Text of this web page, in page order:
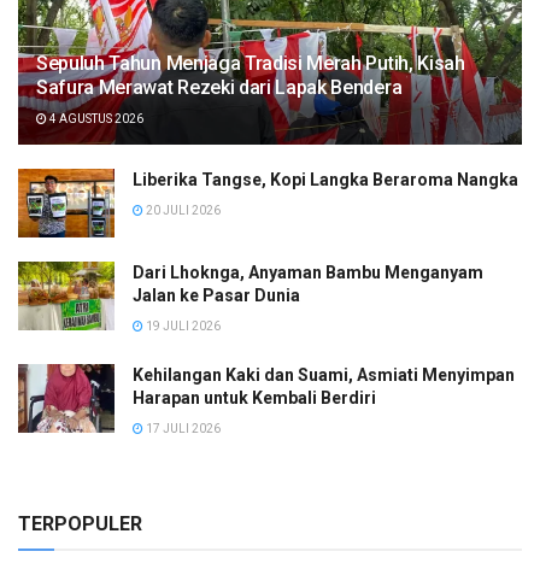
Sepuluh Tahun Menjaga Tradisi Merah Putih, Kisah
Safura Merawat Rezeki dari Lapak Bendera
4 AGUSTUS 2026
Liberika Tangse, Kopi Langka Beraroma Nangka
20 JULI 2026
Dari Lhoknga, Anyaman Bambu Menganyam
Jalan ke Pasar Dunia
19 JULI 2026
Kehilangan Kaki dan Suami, Asmiati Menyimpan
Harapan untuk Kembali Berdiri
17 JULI 2026
TERPOPULER